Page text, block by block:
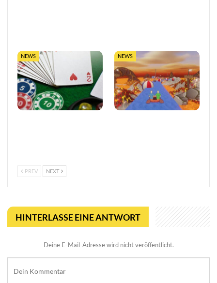
NEWS NEWS
PREV NEXT
HINTERLASSE EINE ANTWORT
Deine E-Mail-Adresse wird nicht veröffentlicht.